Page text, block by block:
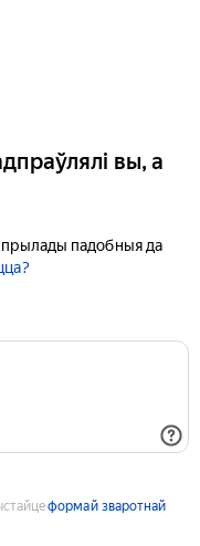
вы, а
падобныя да
формай зваротнай